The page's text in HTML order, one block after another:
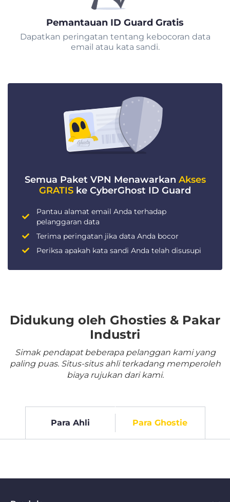
Pemantauan ID Guard Gratis
Dapatkan peringatan tentang kebocoran data
email atau kata sandi.
Semua Paket VPN Menawarkan Akses
GRATIS ke CyberGhost ID Guard
Pantau alamat email Anda terhadap
pelanggaran data
Terima peringatan jika data Anda bocor
Periksa apakah kata sandi Anda telah disusupi
Didukung oleh Ghosties & Pakar
Industri
Simak pendapat beberapa pelanggan kami yang
paling puas. Situs-situs ahli terkadang memperoleh
biaya rujukan dari kami.
Para Ahli Para Ghostie